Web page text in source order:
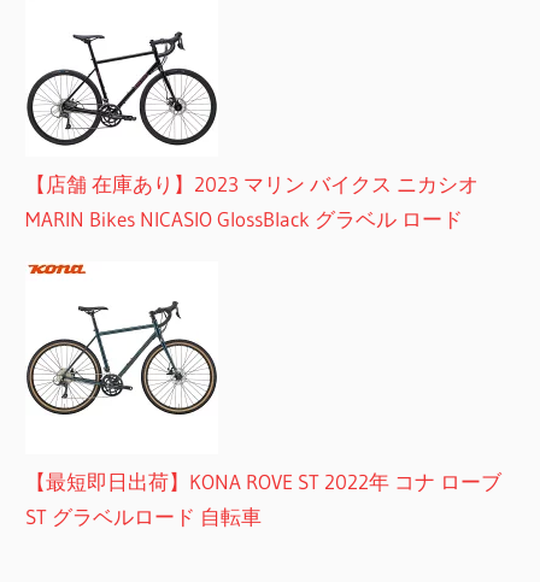
【店舗 在庫あり】2023 マリン バイクス ニカシオ
MARIN Bikes NICASIO GlossBlack グラベル ロード
【最短即日出荷】KONA ROVE ST 2022年 コナ ローブ
ST グラベルロード 自転車